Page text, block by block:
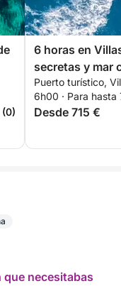
6 horas en
secretas y mar
Puerto turístico,
6h00 · Para hasta
Desde 715 €
necesitabas